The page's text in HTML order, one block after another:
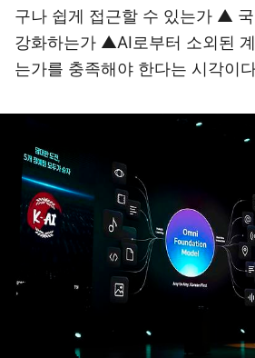
구나 쉽게 접근할 수 있는가 ▲
강화하는가 ▲AI로부터 소외된
는가를 충족해야 한다는 시각이